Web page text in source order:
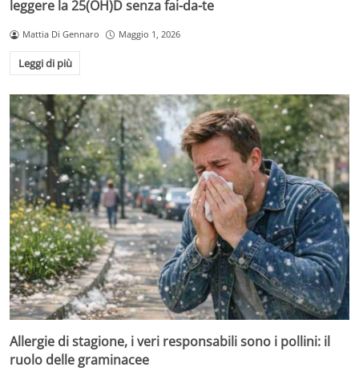
leggere la 25(OH)D senza fai-da-te
Mattia Di Gennaro Maggio 1, 2026
Leggi di più
Allergie di stagione, i veri responsabili sono i pollini: il
ruolo delle graminacee